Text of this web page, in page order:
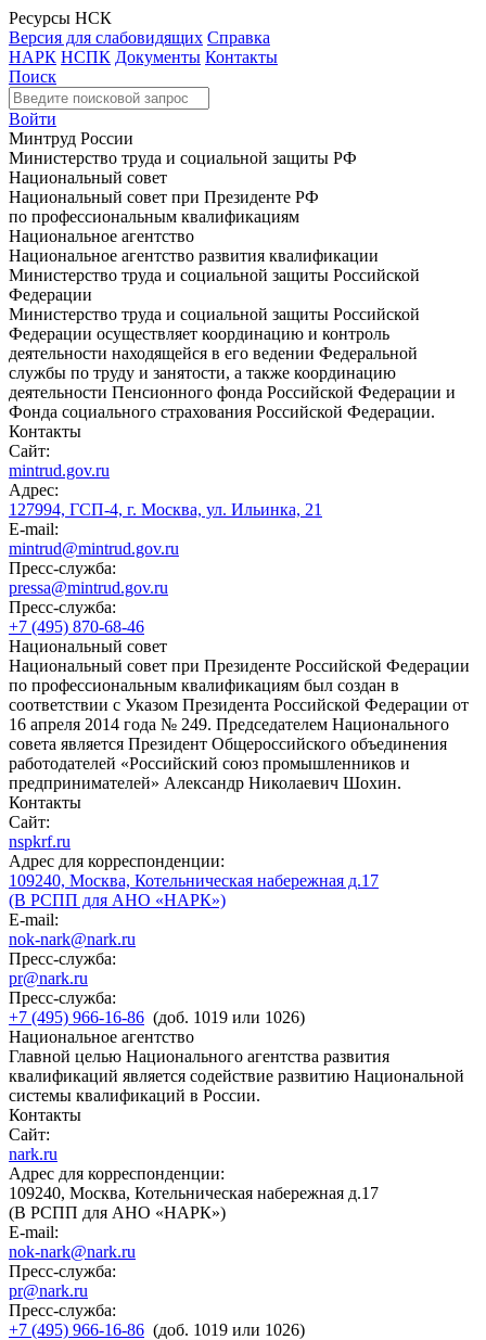
Ресурсы НСК
Версия для слабовидящих Справка
НАРК НСПК Документы Контакты
Поиск
Войти
Минтруд России
Министерство труда и социальной защиты РФ
Национальный совет
Национальный совет при Президенте РФ
по профессиональным квалификациям
Национальное агентство
Национальное агентство развития квалификации
Министерство труда и социальной защиты Российской
Федерации
Министерство труда и социальной защиты Российской
Федерации осуществляет координацию и контроль
деятельности находящейся в его ведении Федеральной
службы по труду и занятости, а также координацию
деятельности Пенсионного фонда Российской Федерации и
Фонда социального страхования Российской Федерации.
Контакты
Сайт:
mintrud.gov.ru
Адрес:
127994, ГСП-4, г. Москва, ул. Ильинка, 21
E-mail:
mintrud@mintrud.gov.ru
Пресс-служба:
pressa@mintrud.gov.ru
Пресс-служба:
+7 (495) 870-68-46
Национальный совет
Национальный совет при Президенте Российской Федерации
по профессиональным квалификациям был создан в
соответствии с Указом Президента Российской Федерации от
16 апреля 2014 года № 249. Председателем Национального
совета является Президент Общероссийского объединения
работодателей «Российский союз промышленников и
предпринимателей» Александр Николаевич Шохин.
Контакты
Сайт:
nspkrf.ru
Адрес для корреспонденции:
109240, Москва, Котельническая набережная д.17
(В РСПП для АНО «НАРК»)
E-mail:
nok-nark@nark.ru
Пресс-служба:
pr@nark.ru
Пресс-служба:
+7 (495) 966-16-86 (доб. 1019 или 1026)
Национальное агентство
Главной целью Национального агентства развития
квалификаций является содействие развитию Национальной
системы квалификаций в России.
Контакты
Сайт:
nark.ru
Адрес для корреспонденции:
109240, Москва, Котельническая набережная д.17
(В РСПП для АНО «НАРК»)
E-mail:
nok-nark@nark.ru
Пресс-служба:
pr@nark.ru
Пресс-служба:
+7 (495) 966-16-86 (доб. 1019 или 1026)